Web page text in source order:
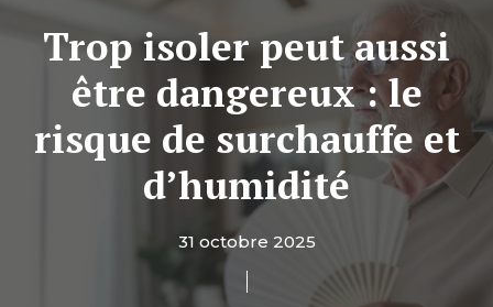
Trop isoler peut aussi
être dangereux : le
risque de surchauffe et
d’humidité
31 octobre 2025